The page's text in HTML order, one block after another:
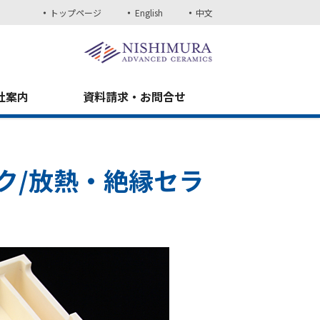
トップページ English 中文
案内 資料請求・お問合せ
/放熱・絶縁セラ